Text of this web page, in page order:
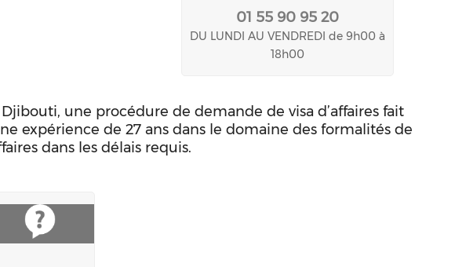
01 55 90 95 20
DU LUNDI AU VENDREDI de 9h00 à
18h00
une procédure de demande de visa d’affaires fait
expérience de 27 ans dans le domaine des formalités de
dans les délais requis.